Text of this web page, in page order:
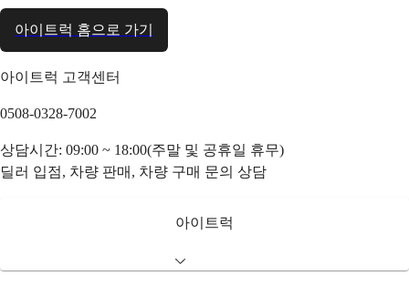
아이트럭 홈으로 가기
아이트럭 고객센터
0508-0328-7002
상담시간: 09:00 ~ 18:00(주말 및 공휴일 휴무)
딜러 입점, 차량 판매, 차량 구매 문의 상담
아이트럭